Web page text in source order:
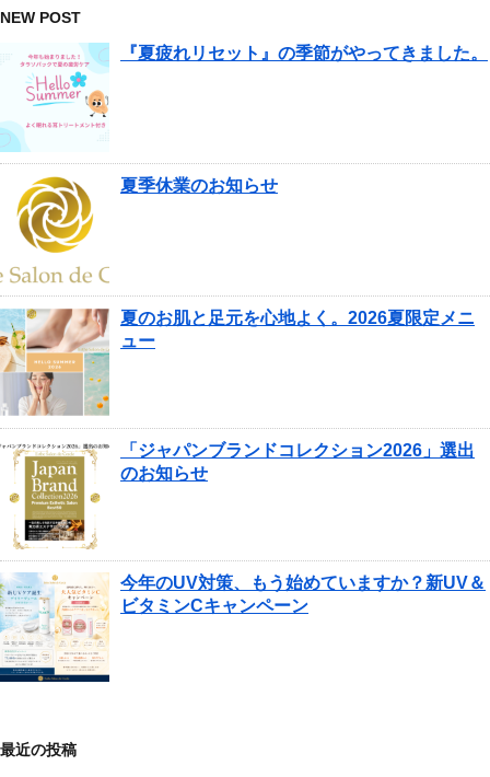
NEW POST
『夏疲れリセット』の季節がやってきました。
夏季休業のお知らせ
夏のお肌と足元を心地よく。2026夏限定メニ
ュー
「ジャパンブランドコレクション2026」選出
のお知らせ
今年のUV対策、もう始めていますか？新UV＆
ビタミンCキャンペーン
最近の投稿